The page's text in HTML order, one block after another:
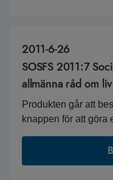
2011-6-26
SOSFS 2011:7
allmänna råd om
Produkten går att
knappen för att göra